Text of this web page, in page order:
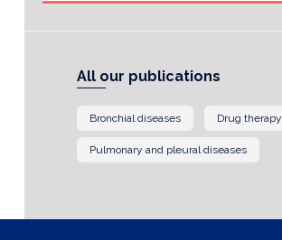
All our publications
Bronchial diseases Drug therapy
Pulmonary and pleural diseases